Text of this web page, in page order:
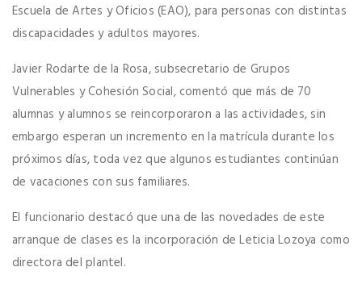
Escuela de Artes y Oficios (EAO), para personas con distintas
discapacidades y adultos mayores.
Javier Rodarte de la Rosa, subsecretario de Grupos
Vulnerables y Cohesión Social, comentó que más de 70
alumnas y alumnos se reincorporaron a las actividades, sin
embargo esperan un incremento en la matrícula durante los
próximos días, toda vez que algunos estudiantes continúan
de vacaciones con sus familiares.
El funcionario destacó que una de las novedades de este
arranque de clases es la incorporación de Leticia Lozoya como
directora del plantel.